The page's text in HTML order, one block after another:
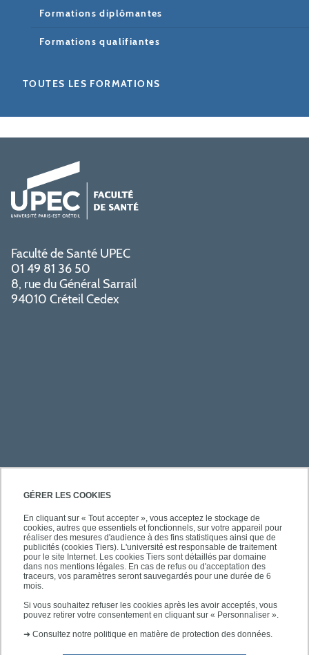
GÉRER LES COOKIES
En cliquant sur « Tout accepter », vous acceptez le stockage de
cookies, autres que essentiels et fonctionnels, sur votre appareil pour
réaliser des mesures d'audience à des fins statistiques ainsi que de
publicités (cookies Tiers). L'université est responsable de traitement
pour le site Internet. Les cookies Tiers sont détaillés par domaine
dans nos mentions légales. En cas de refus ou d'acceptation des
traceurs, vos paramètres seront sauvegardés pour une durée de 6
mois.
Si vous souhaitez refuser les cookies après les avoir acceptés, vous
pouvez retirer votre consentement en cliquant sur « Personnaliser ».
➜ Consultez notre politique en matière de protection des données.
Formations diplômantes
Formations qualifiantes
TOUTES LES FORMATIONS
Faculté de Santé UPEC
01 49 81 36 50
8, rue du Général Sarrail
94010 Créteil Cedex
PRATIQUE
ACCÈS RAPIDES
SUIVEZ-NOUS